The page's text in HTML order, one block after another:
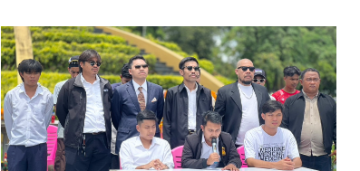
ให้ศึกในไปผสมศึกนอก